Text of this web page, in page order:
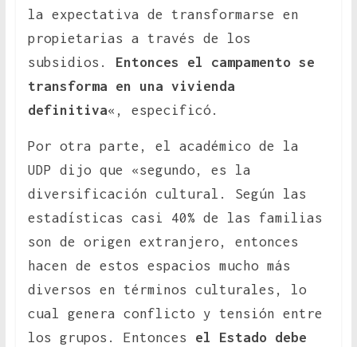
la expectativa de transformarse en
propietarias a través de los
subsidios. Entonces el campamento se
transforma en una vivienda
definitiva«, especificó.
Por otra parte, el académico de la
UDP dijo que «segundo, es la
diversificación cultural. Según las
estadísticas casi 40% de las familias
son de origen extranjero, entonces
hacen de estos espacios mucho más
diversos en términos culturales, lo
cual genera conflicto y tensión entre
los grupos. Entonces el Estado debe